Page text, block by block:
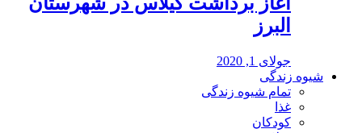
البرز
جولای 1, 2020
شیوه زندگی
تمام شیوه زندگی
غذا
کودکان